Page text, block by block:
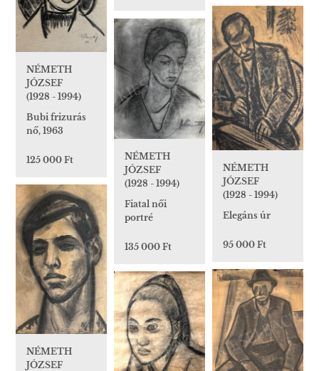
NÉMETH
JÓZSEF
(1928 - 1994)
Bubi frizurás
nő, 1963
125 000 Ft
NÉMETH
JÓZSEF
(1928 - 1994)
Elegáns úr
95 000 Ft
NÉMETH
JÓZSEF
(1928 - 1994)
Fiatal női
portré
135 000 Ft
NÉMETH
JÓZSEF